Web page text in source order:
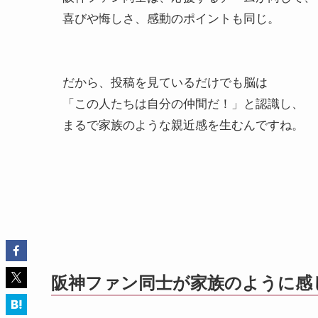
喜びや悔しさ、感動のポイントも同じ。
だから、投稿を見ているだけでも脳は
「この人たちは自分の仲間だ！」と認識し、
まるで家族のような親近感を生むんですね。
阪神ファン同士が家族のように